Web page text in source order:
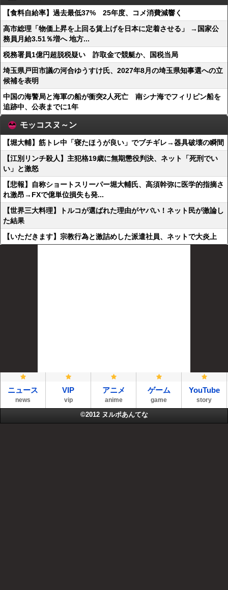
【食料自給率】過去最低37% 25年度、コメ消費減響く
高市総理「物価上昇を上回る賃上げを日本に定着させる」 →国家公
務員月給3.51％増へ 地方...
税務署員1億円超脱税疑い 詐取金で競艇か、国税当局
埼玉県戸田市議の河合ゆうすけ氏、2027年8月の埼玉県知事選への立
候補を表明
中国の海警局と海軍の船が衝突2人死亡 南シナ海でフィリピン船を
追跡中、公表までに1年
モッコスヌ～ン
【堀大輔】筋トレ中「寝たほうが良い」でブチギレ→器具破壊の瞬間
【江別リンチ殺人】主犯格19歳に無期懲役判決、ネット「死刑でい
い」と激怒
【悲報】自称ショートスリーパー堀大輔氏、高須幹弥に医学的指摘さ
れ激昂→FXで億単位損失も発...
【世界三大料理】トルコが選ばれた理由がヤバい！ネット民が激論し
た結果
【いただきます】宗教行為と激詰めした派遣社員、ネットで大炎上
ニュース
news
VIP
vip
アニメ
anime
ゲーム
game
YouTube
story
©2012 ヌルポあんてな